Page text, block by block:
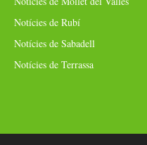
Notícies de Rubí
Notícies de Sabadell
Notícies de Terrassa